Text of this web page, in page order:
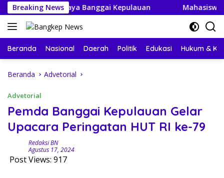
Langsung
ke
konten
Breaking News
Budaya Banggai Kepulauan Mahasiswa KKN-PPM
Beranda Nasional Daerah Politik Edukasi Hukum &
Beranda Advetorial
Advetorial
Pemda Banggai Kepulauan Gelar
Upacara Peringatan HUT RI ke-79
Redaksi BN
Agustus 17, 2024
Post Views: 917